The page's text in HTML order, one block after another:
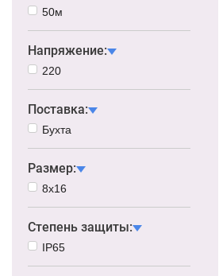
50м
Напряжение:
220
Поставка:
Бухта
Размер:
8х16
Степень защиты:
IP65